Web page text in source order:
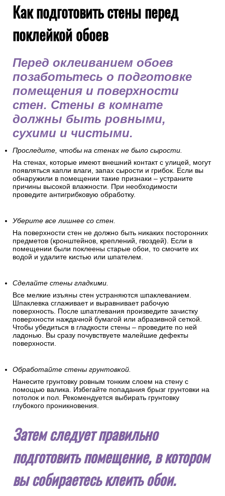
Как подготовить стены перед
поклейкой обоев
Перед оклеиванием обоев
позаботьтесь о подготовке
помещения и поверхности
стен. Стены в комнате
должны быть ровными,
сухими и чистыми.
Проследите, чтобы на стенах не было сырости.
На стенах, которые имеют внешний контакт с улицей, могут
появляться капли влаги, запах сырости и грибок. Если вы
обнаружили в помещении такие признаки – устраните
причины высокой влажности. При необходимости
проведите антигрибковую обработку.
Уберите все лишнее со стен.
На поверхности стен не должно быть никаких посторонних
предметов (кронштейнов, креплений, гвоздей). Если в
помещении были поклеены старые обои, то смочите их
водой и удалите кистью или шпателем.
Сделайте стены гладкими.
Все мелкие изъяны стен устраняются шпаклеванием.
Шпаклевка сглаживает и выравнивает рабочую
поверхность. После шпатлевания произведите зачистку
поверхности наждачной бумагой или абразивной сеткой.
Чтобы убедиться в гладкости стены – проведите по ней
ладонью. Вы сразу почувствуете малейшие дефекты
поверхности.
Обработайте стены грунтовкой.
Нанесите грунтовку ровным тонким слоем на стену с
помощью валика. Избегайте попадания брызг грунтовки на
потолок и пол. Рекомендуется выбирать грунтовку
глубокого проникновения.
Затем следует правильно
подготовить помещение, в котором
вы собираетесь клеить обои.